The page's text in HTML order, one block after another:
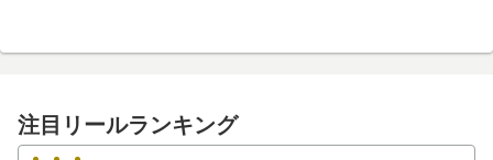
注目リールランキング